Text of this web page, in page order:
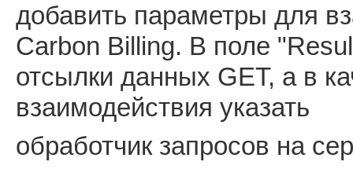
добавить параметры для
Carbon Billing. В поле
отсылки данных GET, а в
взаимодействия указать
обработчик запросов на